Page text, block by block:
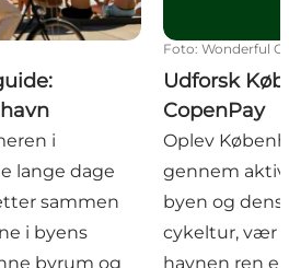
i
lange dage
sammen
i byens
byrum og
Foto: Wonderful
Udforsk
CopenPay
Oplev
gennem
byen og dens
cykeltur, vær
havnen ren